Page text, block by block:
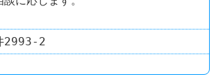
2993‐2